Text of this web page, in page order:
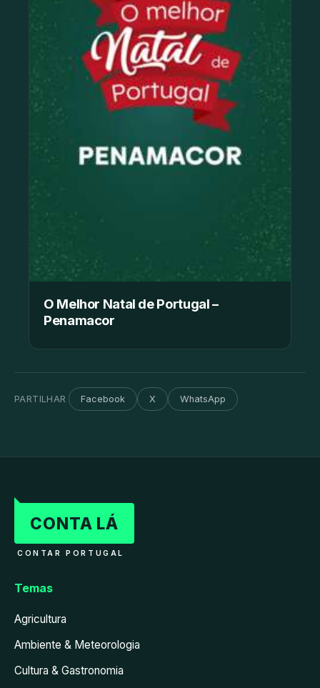
O Melhor Natal de Portugal –
Penamacor
PARTILHAR Facebook X WhatsApp
CONTA LÁ
CONTAR PORTUGAL
Temas
Agricultura
Ambiente & Meteorologia
Cultura & Gastronomia